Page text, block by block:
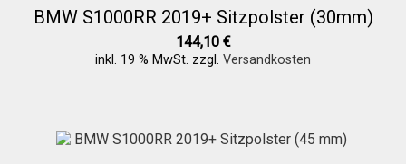
BMW S1000RR 2019+ Sitzpolster (30mm)
144,10 €
inkl. 19 % MwSt. zzgl. Versandkosten